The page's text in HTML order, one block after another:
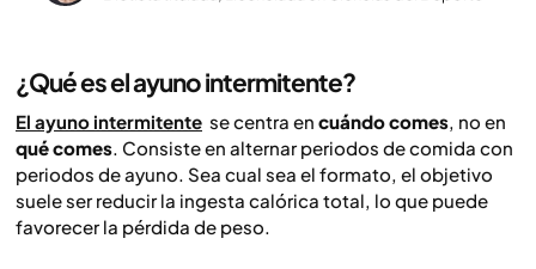
¿Qué es el ayuno intermitente?
El ayuno intermitente se centra en cuándo comes, no en
qué comes. Consiste en alternar periodos de comida con
periodos de ayuno. Sea cual sea el formato, el objetivo
suele ser reducir la ingesta calórica total, lo que puede
favorecer la pérdida de peso.